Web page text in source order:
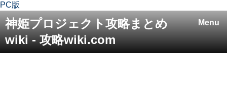
PC版
Menu
神姫プロジェクト攻略まとめ
wiki - 攻略wiki.com